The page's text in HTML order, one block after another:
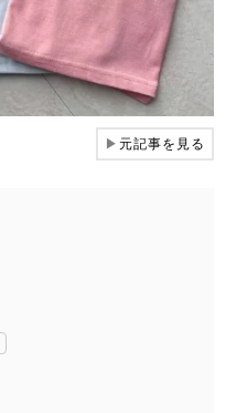
▶元記事を見る